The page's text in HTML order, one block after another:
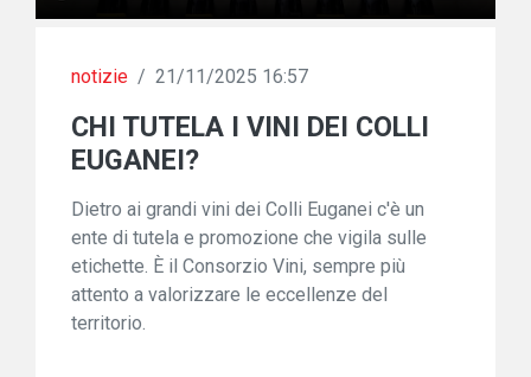
notizie / 21/11/2025 16:57
CHI TUTELA I VINI DEI COLLI
EUGANEI?
Dietro ai grandi vini dei Colli Euganei c'è un
ente di tutela e promozione che vigila sulle
etichette. È il Consorzio Vini, sempre più
attento a valorizzare le eccellenze del
territorio.